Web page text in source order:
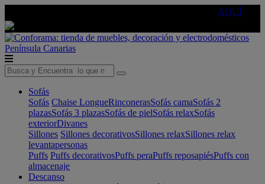
AQUÍ
Península Canarias
Sofás
Sofás Chaise LongueRinconerasSofás camaSofás 2
plazasSofás 3 plazasSofás de pielSofás relaxSofás
exteriorDivanes
Sillones Sillones decorativosSillones relaxSillones relax
levantapersonas
Puffs Puffs decorativosPuffs peraPuffs reposapiésPuffs con
almacenaje
Descanso